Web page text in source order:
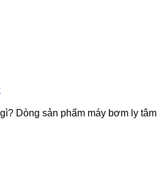
Dòng sản phẩm máy bơm ly tâm